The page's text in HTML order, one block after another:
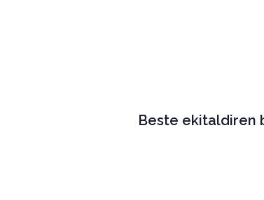
Beste ekitaldiren